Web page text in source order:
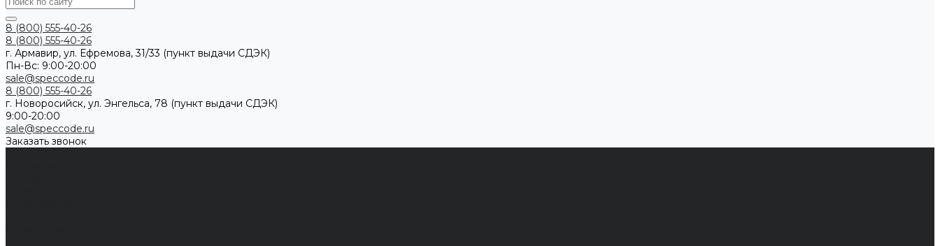
8 (800) 555-40-26
8 (800) 555-40-26
г. Армавир, ул. Ефремова, 31/33 (пункт выдачи СДЭК)
Пн-Вс: 9:00-20:00
sale@speccode.ru
8 (800) 555-40-26
г. Новоросийск, ул. Энгельса, 78 (пункт выдачи СДЭК)
9:00-20:00
sale@speccode.ru
Заказать звонок